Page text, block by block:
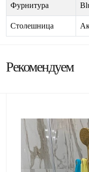
Фурнитура
Столешница
Рекомендуем